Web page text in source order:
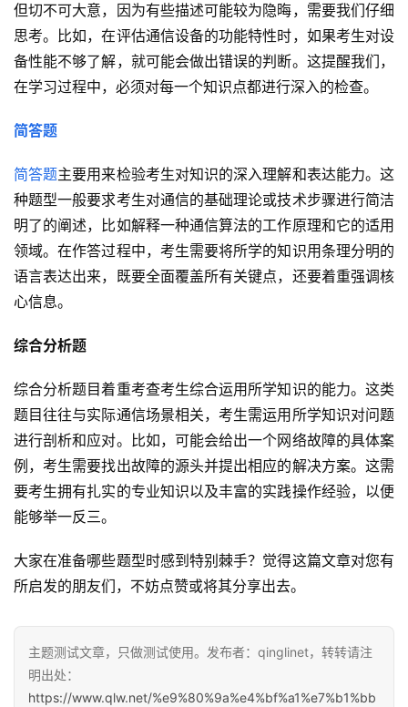
但切不可大意，因为有些描述可能较为隐晦，需要我们仔细
思考。比如，在评估通信设备的功能特性时，如果考生对设
备性能不够了解，就可能会做出错误的判断。这提醒我们，
在学习过程中，必须对每一个知识点都进行深入的检查。
简答题
简答题主要用来检验考生对知识的深入理解和表达能力。这
种题型一般要求考生对通信的基础理论或技术步骤进行简洁
明了的阐述，比如解释一种通信算法的工作原理和它的适用
领域。在作答过程中，考生需要将所学的知识用条理分明的
语言表达出来，既要全面覆盖所有关键点，还要着重强调核
心信息。
综合分析题
综合分析题目着重考查考生综合运用所学知识的能力。这类
题目往往与实际通信场景相关，考生需运用所学知识对问题
进行剖析和应对。比如，可能会给出一个网络故障的具体案
例，考生需要找出故障的源头并提出相应的解决方案。这需
要考生拥有扎实的专业知识以及丰富的实践操作经验，以便
能够举一反三。
大家在准备哪些题型时感到特别棘手？觉得这篇文章对您有
所启发的朋友们，不妨点赞或将其分享出去。
主题测试文章，只做测试使用。发布者：qinglinet，转转请注
明出处：
https://www.qlw.net/%e9%80%9a%e4%bf%a1%e7%b1%bb